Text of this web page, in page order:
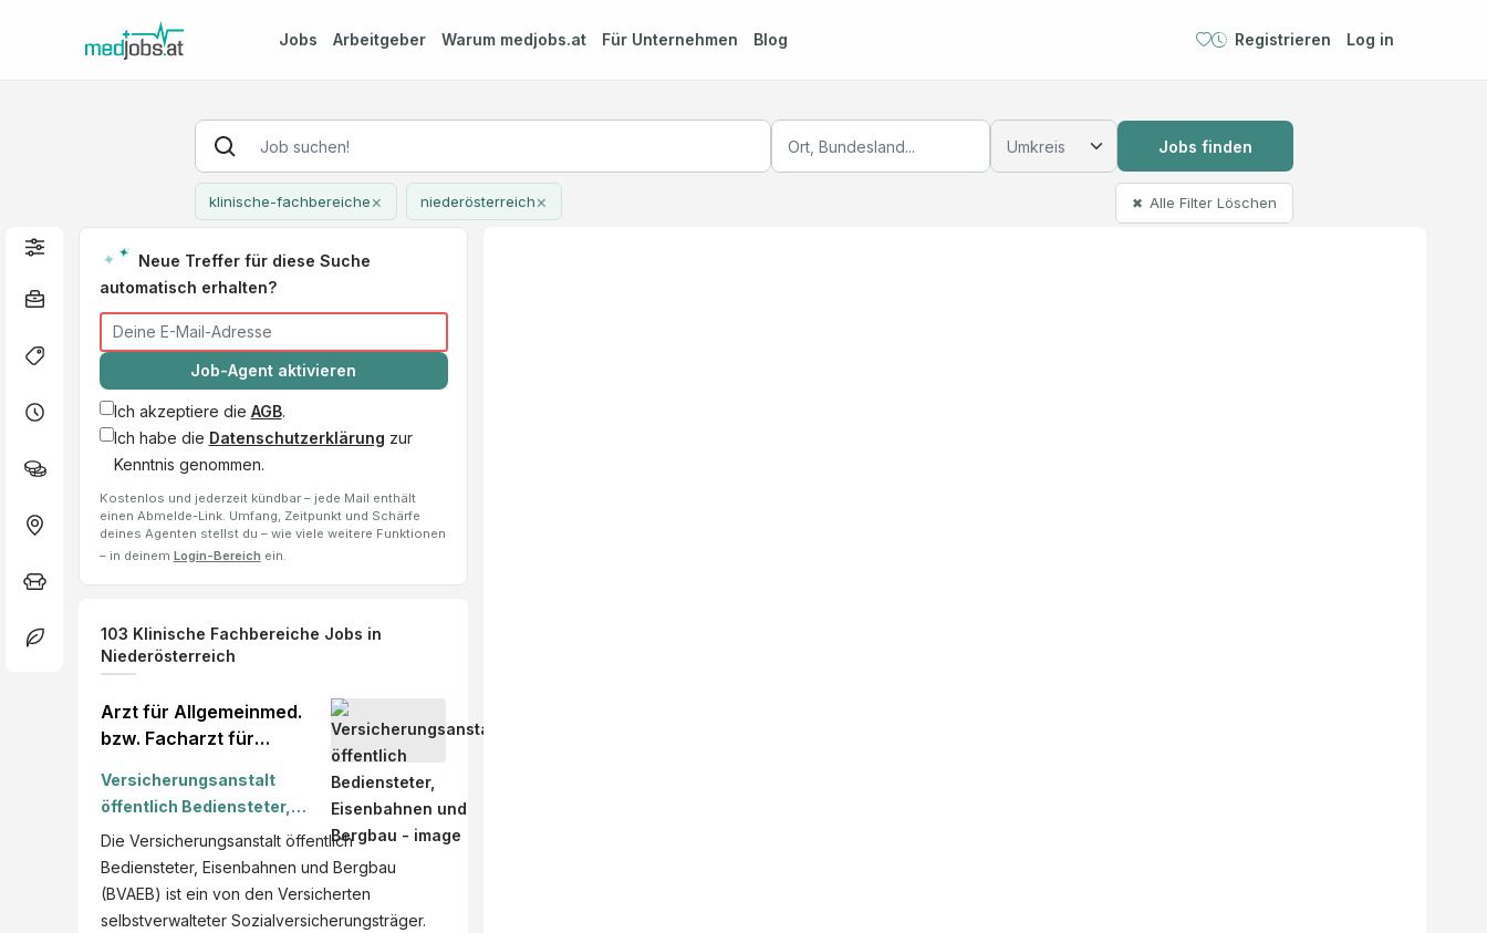
Jobs Arbeitgeber Warum medjobs.at Für Unternehmen Blog Registrieren Log in
Jobs finden
klinische-fachbereiche× niederösterreich× ✖ Alle Filter Löschen
Neue Treffer für diese Suche
automatisch erhalten?
Job-Agent aktivieren
Ich akzeptiere die AGB.
Ich habe die Datenschutzerklärung zur
Kenntnis genommen.
Kostenlos und jederzeit kündbar – jede Mail enthält
einen Abmelde-Link. Umfang, Zeitpunkt und Schärfe
deines Agenten stellst du – wie viele weitere Funktionen
– in deinem Login-Bereich ein.
103 Klinische Fachbereiche Jobs in
Niederösterreich
Arzt für Allgemeinmed.
bzw. Facharzt für
Familienmedizin (m/w/d) -
Teilzeit möglich
Versicherungsanstalt
öffentlich Bediensteter,
Eisenbahnen und Bergbau
Die Versicherungsanstalt öffentlich
Bediensteter, Eisenbahnen und Bergbau
(BVAEB) ist ein von den Versicherten
selbstverwalteter Sozialversicherungsträger.